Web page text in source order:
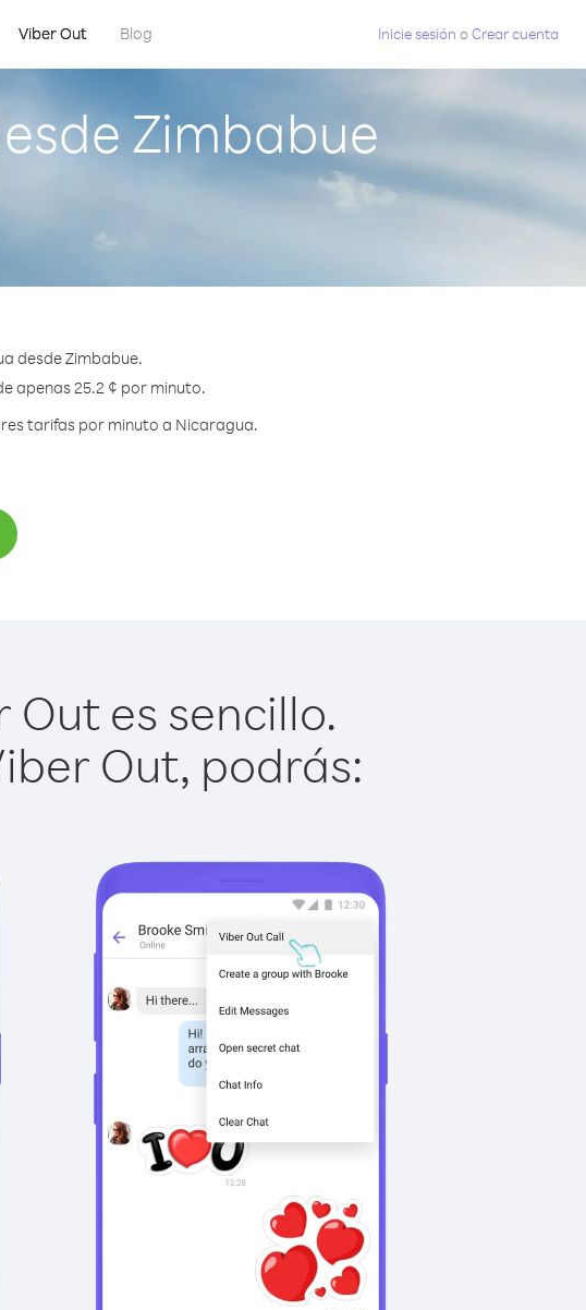
Viber Out Blog Inicie sesión oCrear cuenta
Zimbabue
desde Zimbabue.
apenas 25.2 ¢ por minuto.
tarifas por minuto a Nicaragua.
es sencillo.
Out, podrás: